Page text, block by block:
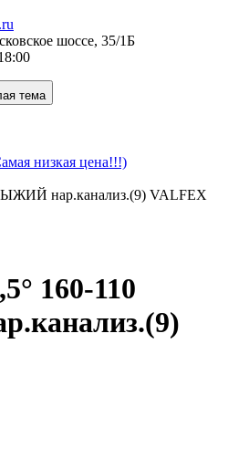
шоссе, 35/1Б
тема
низкая цена!!!)
нар.канализ.(9) VALFEX
160-110